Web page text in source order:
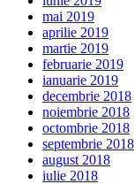
mai 2019
aprilie 2019
martie 2019
februarie 2019
ianuarie 2019
decembrie 2018
noiembrie 2018
octombrie 2018
septembrie 2018
august 2018
iulie 2018